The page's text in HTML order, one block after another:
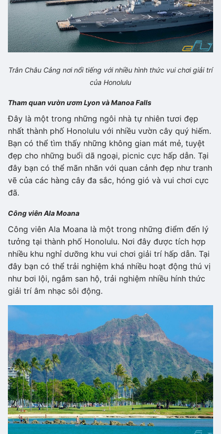
Trân Châu Cảng nơi nổi tiếng với nhiều hình thức vui chơi giải trí
của Honolulu
Tham quan vườn ươm Lyon và Manoa Falls
Đây là một trong những ngôi nhà tự nhiên tươi đẹp
nhất thành phố Honolulu với nhiều vườn cây quý hiếm.
Bạn có thể tìm thấy những không gian mát mẻ, tuyệt
đẹp cho những buổi dã ngoại, picnic cực hấp dẫn. Tại
đây bạn có thể mãn nhãn với quan cảnh đẹp như tranh
vẽ của các hàng cây đa sắc, hóng gió và vui chơi cực
đã.
Công viên Ala Moana
Công viên Ala Moana là một trong những điểm đến lý
tưởng tại thành phố Honolulu. Nơi đây được tích hợp
nhiều khu nghỉ dưỡng khu vui chơi giải trí hấp dẫn. Tại
đây bạn có thể trải nghiệm khá nhiều hoạt động thú vị
như bơi lội, ngắm san hộ, trải nghiệm nhiều hính thức
giải trí âm nhạc sôi động.